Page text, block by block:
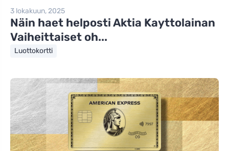
3 lokakuun, 2025
Näin haet helposti Aktia Kayttolainan
Vaiheittaiset oh...
Luottokortti